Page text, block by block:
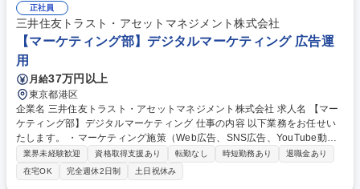
（社内、株主に対して）説明できるようにする事がルーティンになりま
す。並行して、どのように売上をとっていくべきかという営業戦略、また
どのようにして効率的に運営していくべきかという業務戦略の両軸を日々
検討し、経営陣に提案するための資料をチームメンバーで作り上げていく
ポジションです。 募集職種 【経営企画】東武グループ/月残業5h以内で働
き方◎/職種未経験OK
正社員
三井住友トラスト・アセットマネジメント株式会社
【マーケティング部】デジタルマーケティング 広告運
用
月給37万円以上
東京都港区
企業名 三井住友トラスト・アセットマネジメント株式会社 求人名 【マー
ケティング部】デジタルマーケティング 仕事の内容 以下業務をお任せい
たします。 ・マーケティング施策（Web広告、SNS広告、YouTube動
画、インフルエンサー活用）の立案・実行 ・コンテンツ制作（ランディン
グページ、広告コンテンツ、動画、記事等）の企画・制作 ・SNS（X、Yo
uTube等）の企画・運用 募集職種 【マーケティング部】デジタルマーケ
業界未経験歓迎 資格取得支援あり 転勤なし 時短勤務あり
退職金あり
在宅OK
完全週休2日制 土日祝休み